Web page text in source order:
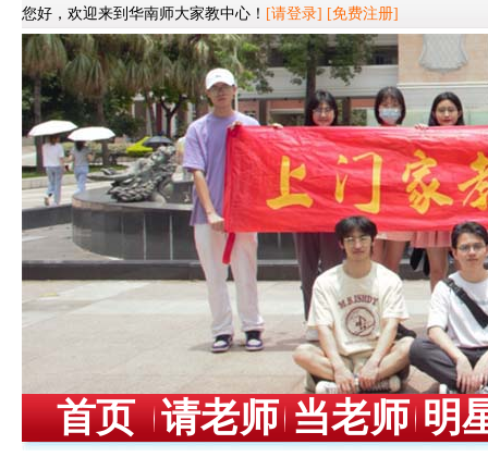
您好，欢迎来到华南师大家教中心！ [请登录] [免费注册]
首页 请老师 当老师 明